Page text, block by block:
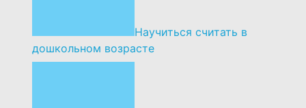
Научиться считать в
дошкольном возрасте